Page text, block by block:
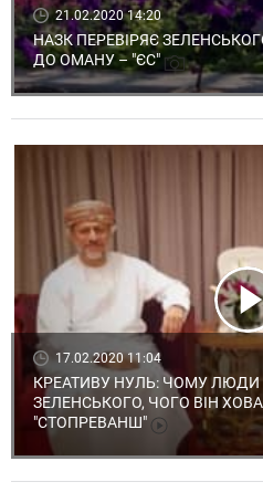
21.02.2020 14:20
НАЗК ПЕРЕВІРЯЄ
ДО ОМАНУ – "ЄС"
17.02.2020 11:04
КРЕАТИВУ НУЛЬ: ЧОМУ ЛЮДИ
ЗЕЛЕНСЬКОГО, ЧОГО ВІН
"СТОПРЕВАНШ"